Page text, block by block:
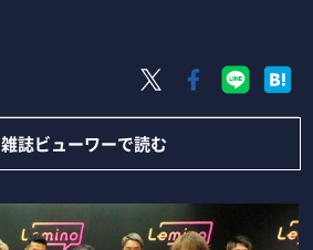
雑誌ビューワーで読む